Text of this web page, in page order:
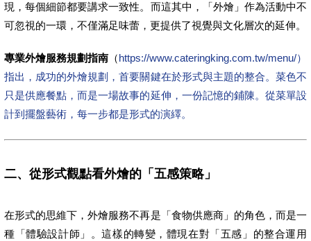
現，每個細節都要講求一致性。而這其中，「外燴」作為活動中不
可忽視的一環，不僅滿足味蕾，更提供了視覺與文化層次的延伸。
專業外燴服務規劃指南 （https://www.cateringking.com.tw/menu/）
指出，成功的外燴規劃，首要關鍵在於形式與主題的整合。菜色不
只是供應餐點，而是一場故事的延伸，一份記憶的鋪陳。從菜單設
計到擺盤藝術，每一步都是形式的演繹。
二、從形式觀點看外燴的「五感策略」
在形式的思維下，外燴服務不再是「食物供應商」的角色，而是一
種「體驗設計師」。這樣的轉變，體現在對「五感」的整合運用